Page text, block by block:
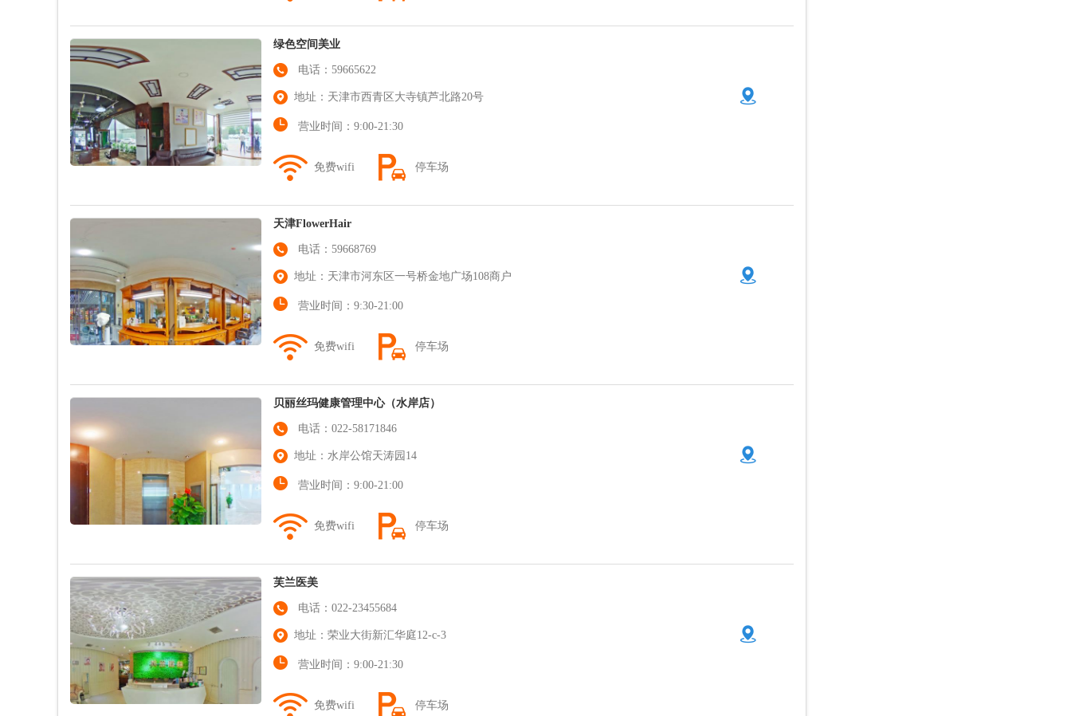
绿色空间美业
电话：59665622
地址：天津市西青区大寺镇芦北路20号
营业时间：9:00-21:30
免费wifi 停车场
天津FlowerHair
电话：59668769
地址：天津市河东区一号桥金地广场108商户
营业时间：9:30-21:00
免费wifi 停车场
贝丽丝玛健康管理中心（水岸店）
电话：022-58171846
地址：水岸公馆天涛园14
营业时间：9:00-21:00
免费wifi 停车场
芙兰医美
电话：022-23455684
地址：荣业大街新汇华庭12-c-3
营业时间：9:00-21:30
免费wifi 停车场